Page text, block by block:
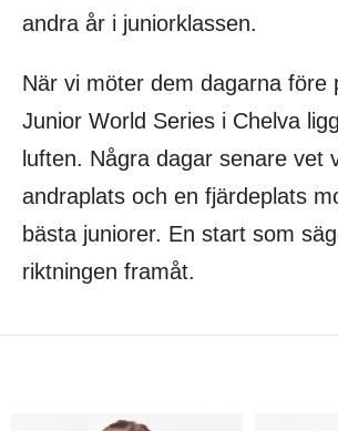
andra år i juniorklassen.
När vi möter dem dagarna före
Junior World Series i Chelva
luften. Några dagar senare vet
andraplats och en fjärdeplats
bästa juniorer. En start som
riktningen framåt.